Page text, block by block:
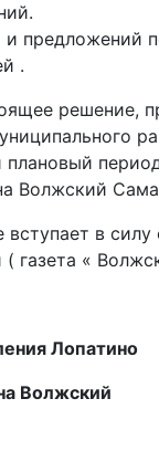
предложений
.
решение,
Волжский
в
газета «
Лопатино
Волжский